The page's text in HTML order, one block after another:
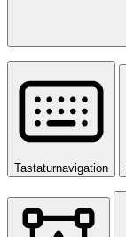
Tastaturnavigation